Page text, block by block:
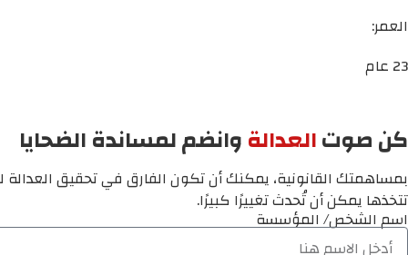
العمر:
23 عام
كن صوتالعدالةوانضم لمساندة الضحايا
بمساهمتك القانونية، يمكنك أن تكون الفارق في تحقيق
تتخذها يمكن أن تُحدث تغييرًا كبيرًا.
اسم الشخص/ المؤسسة